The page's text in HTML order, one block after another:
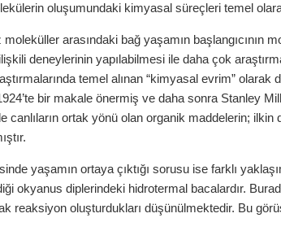
oluşumundaki kimyasal süreçleri temel
moleküller arasındaki bağ yaşamın
deneylerinin yapılabilmesi ile daha çok
temel alınan “kimyasal evrim” olarak
bir makale önermiş ve daha sonra Stanley
canlıların ortak yönü olan organik maddelerin;
yaşamın ortaya çıktığı sorusu ise farklı
okyanus diplerindeki hidrotermal bacalardır.
reaksiyon oluşturdukları düşünülmektedir. Bu